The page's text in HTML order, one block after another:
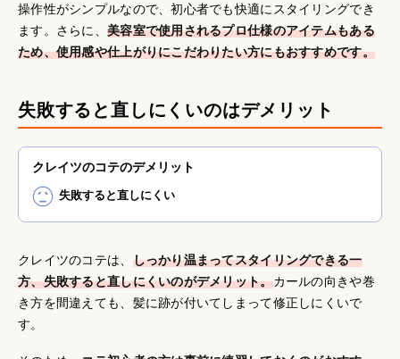
操作性がシンプルなので、初心者でも快適にスタイリングでき
ます。さらに、 美容室で使用されるプロ仕様のアイテムもある
ため、使用感や仕上がりにこだわりたい方にもおすすめです。
失敗すると直しにくいのはデメリット
クレイツのコテのデメリット
失敗すると直しにくい
クレイツのコテは、 しっかり温まってスタイリングできる一
方、失敗すると直しにくいのがデメリット。カールの向きや巻
き方を間違えても、髪に跡が付いてしまって修正しにくいで
す。